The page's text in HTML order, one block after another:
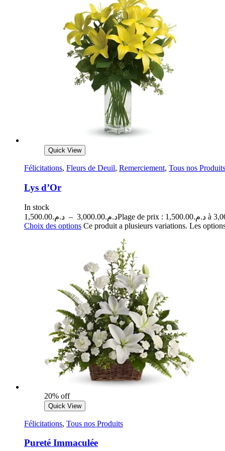
Quick View
Félicitations, Fleurs de Deuil, Remerciement, Tous nos Produits
Lys d’Or
In stock
د.م.1,500.00 – د.م.3,000.00
Choix des options Ce produit a plusieurs variations. Les
20% off
Quick View
Félicitations, Tous nos Produits
Pureté Immaculée